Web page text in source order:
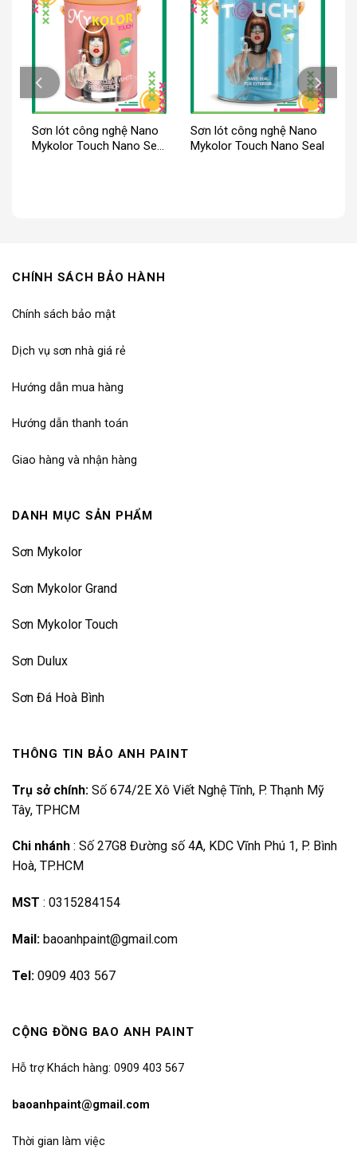
Sơn lót công nghệ Nano
Mykolor Touch Nano Seal
Sơn lót công nghệ Nano
Mykolor Touch Nano Seal
CHÍNH SÁCH BẢO HÀNH
Chính sách bảo mật
Dịch vụ sơn nhà giá rẻ
Hướng dẫn mua hàng
Hướng dẫn thanh toán
Giao hàng và nhận hàng
DANH MỤC SẢN PHẨM
Sơn Mykolor
Sơn Mykolor Grand
Sơn Mykolor Touch
Sơn Dulux
Sơn Đá Hoà Bình
THÔNG TIN BẢO ANH PAINT
Trụ sở chính: Số 674/2E Xô Viết Nghệ Tĩnh, P. Thạnh Mỹ
Tây, TPHCM
Chi nhánh : Số 27G8 Đường số 4A, KDC Vĩnh Phú 1, P. Bình
Hoà, TP.HCM
MST : 0315284154
Mail: baoanhpaint@gmail.com
Tel: 0909 403 567
CỘNG ĐỒNG BAO ANH PAINT
Hỗ trợ Khách hàng: 0909 403 567
baoanhpaint@gmail.com
Thời gian làm việc